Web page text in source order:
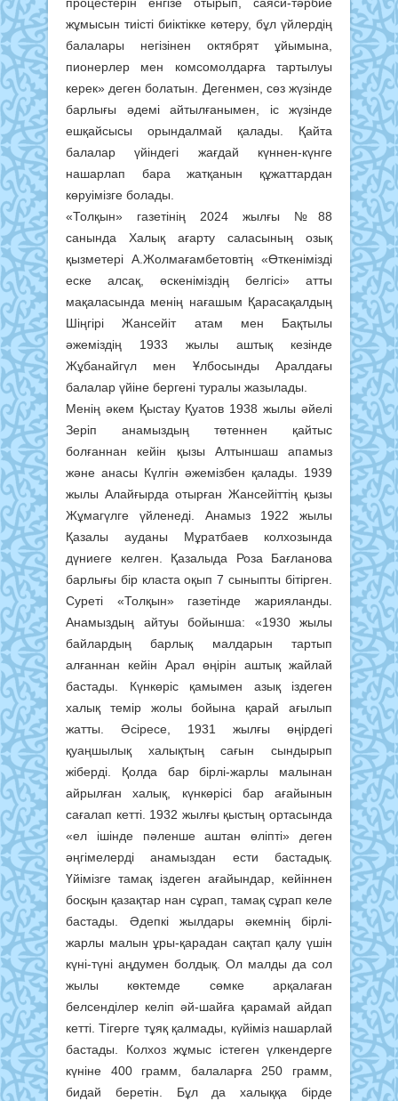
процестерін енгізе отырып, саяси-тәрбие
жұмысын тиісті биіктікке көтеру, бұл үйлердің
балалары негізінен октябрят ұйымына,
пионерлер мен комсомолдарға тартылуы
керек» деген болатын. Дегенмен, сөз жүзінде
барлығы әдемі айтылғанымен, іс жүзінде
ешқайсысы орындалмай қалады. Қайта
балалар үйіндегі жағдай күннен-күнге
нашарлап бара жатқанын құжаттардан
көруімізге болады.
«Толқын» газетінің 2024 жылғы №88
санында Халық ағарту саласының озық
қызметері А.Жолмағамбетовтің «Өткенімізді
еске алсақ, өскеніміздің белгісі» атты
мақаласында менің нағашым Қарасақалдың
Шіңгірі Жансейіт атам мен Бақтылы
әжеміздің 1933 жылы аштық кезінде
Жұбанайгүл мен Ұлбосынды Аралдағы
балалар үйіне бергені туралы жазылады.
Менің әкем Қыстау Қуатов 1938 жылы әйелі
Зеріп анамыздың төтеннен қайтыс
болғаннан кейін қызы Алтыншаш апамыз
және анасы Күлгін әжемізбен қалады. 1939
жылы Алайғырда отырған Жансейіттің қызы
Жұмагүлге үйленеді. Анамыз 1922 жылы
Қазалы ауданы Мұратбаев колхозында
дүниеге келген. Қазалыда Роза Бағланова
барлығы бір класта оқып 7 сыныпты бітірген.
Суреті «Толқын» газетінде жарияланды.
Анамыздың айтуы бойынша: «1930 жылы
байлардың барлық малдарын тартып
алғаннан кейін Арал өңірін аштық жайлай
бастады. Күнкөріс қамымен азық іздеген
халық темір жолы бойына қарай ағылып
жатты. Әсіресе, 1931 жылғы өңірдегі
қуаңшылық халықтың сағын сындырып
жіберді. Қолда бар бірлі-жарлы малынан
айрылған халық, күнкөрісі бар ағайынын
сағалап кетті. 1932 жылғы қыстың ортасында
«ел ішінде пәленше аштан өліпті» деген
әңгімелерді анамыздан ести бастадық.
Үйімізге тамақ іздеген ағайындар, кейіннен
босқын қазақтар нан сұрап, тамақ сұрап келе
бастады. Әдепкі жылдары әкемнің бірлі-
жарлы малын ұры-қарадан сақтап қалу үшін
күні-түні аңдумен болдық. Ол малды да сол
жылы көктемде сөмке арқалаған
белсенділер келіп әй-шайға қарамай айдап
кетті. Тігерге тұяқ қалмады, күйіміз нашарлай
бастады. Колхоз жұмыс істеген үлкендерге
күніне 400 грамм, балаларға 250 грамм,
бидай беретін. Бұл да халыққа бірде